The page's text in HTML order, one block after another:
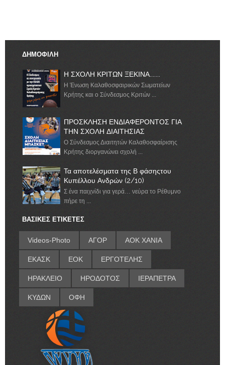
ΔΗΜΟΦΙΛΗ
Η ΣΧΟΛΗ ΚΡΙΤΩΝ ΞΕΚΙΝΑ.......
Η Ένωση Καλαθοσφαιρικών Σωματείων
Κρήτης και ο Σύνδεσμος Κριτών ...
ΠΡΟΣΚΛΗΣΗ ΕΝΔΙΑΦΕΡΟΝΤΟΣ ΓΙΑ
ΤΗΝ ΣΧΟΛΗ ΔΙΑΙΤΗΣΙΑΣ
Ο Σύνδεσμος Διαιτητών Καλαθοσφαίρισης
Κρήτης διοργανώνει σχολή ...
Τα αποτελέσματα της Β φάσηςτου
Κυπέλλου Ανδρών (2/10)
Σ ένα παιχνίδι για γερά… νεύρα το Ρέθυμνο
πήρε τη ...
ΒΑΣΙΚΕΣ ΕΤΙΚΕΤΕΣ
Videos-Photo ΑΓΟΡ ΑΟΚ ΧΑΝΙΑ
ΕΚΑΣΚ ΕΟΚ ΕΡΓΟΤΕΛΗΣ
ΗΡΑΚΛΕΙΟ ΗΡΟΔΟΤΟΣ ΙΕΡΑΠΕΤΡΑ
ΚΥΔΩΝ ΟΦΗ